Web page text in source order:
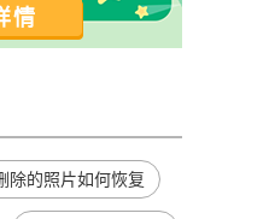
情
除的照片如何恢复